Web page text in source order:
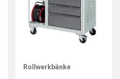
Rollwerkbänke